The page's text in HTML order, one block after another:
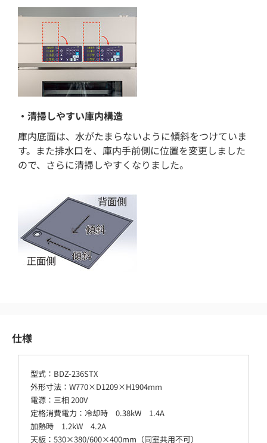
・清掃しやすい庫内構造
庫内底面は、水がたまらないように傾斜をつけていま
す。また排水口を、庫内手前側に位置を変更しました
ので、さらに清掃しやすくなりました。
仕様
型式：BDZ-236STX
外形寸法：W770×D1209×H1904mm
電源：三相 200V
定格消費電力：冷却時 0.38kW 1.4A
加熱時 1.2kW 4.2A
天板：530×380/600×400mm（同室共用不可）